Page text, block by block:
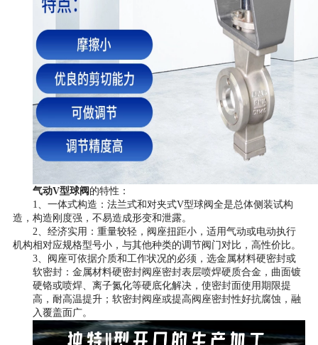
气动V型球阀 的特性：
1、一体式构造：法兰式和对夹式V型球阀全是总体侧装试构
造，构造刚度强，不易造成形变和泄露。
2、经济实用：重量较轻，阀座扭距小，适用气动或电动执行
机构相对应规格型号小，与其他种类的调节阀门对比，高性价比。
3、阀座可依据介质和工作状况的必须，选金属材料硬密封或
软密封：金属材料硬密封阀座密封表层喷焊硬质合金，曲面镀
硬铬或喷焊、离子氮化等硬底化解决，使密封面使用期限提
高，耐高温提升；软密封阀座或提高阀座密封性好抗腐蚀，融
入覆盖面广。